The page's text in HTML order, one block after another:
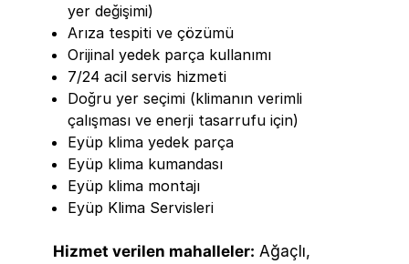
yer değişimi)
Arıza tespiti ve çözümü
Orijinal yedek parça kullanımı
7/24 acil servis hizmeti
Doğru yer seçimi (klimanın verimli
çalışması ve enerji tasarrufu için)
Eyüp klima yedek parça
Eyüp klima kumandası
Eyüp klima montajı
Eyüp Klima Servisleri
Hizmet verilen mahalleler: Ağaçlı,